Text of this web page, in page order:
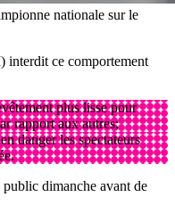
nationale sur le
ce comportement
plus lisse pour
rapport aux autres;
danger les spectateurs
dimanche avant de